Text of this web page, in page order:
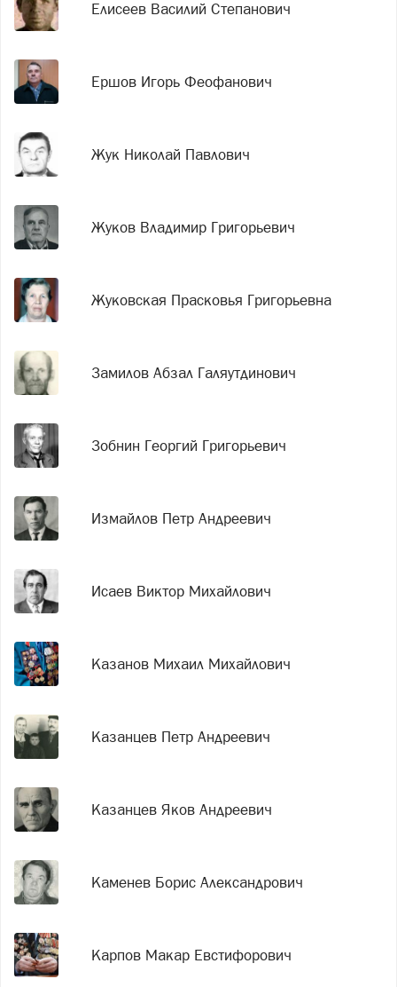
Елисеев Василий Степанович
Ершов Игорь Феофанович
Жук Николай Павлович
Жуков Владимир Григорьевич
Жуковская Прасковья Григорьевна
Замилов Абзал Галяутдинович
Зобнин Георгий Григорьевич
Измайлов Петр Андреевич
Исаев Виктор Михайлович
Казанов Михаил Михайлович
Казанцев Петр Андреевич
Казанцев Яков Андреевич
Каменев Борис Александрович
Карпов Макар Евстифорович